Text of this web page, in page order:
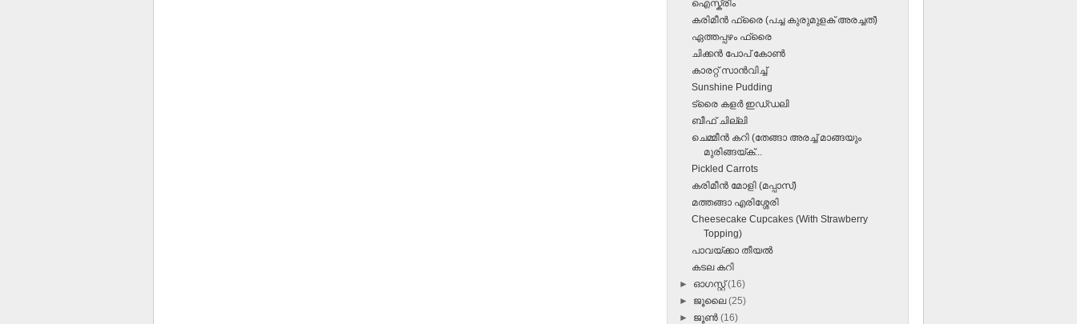
ഐസ്ക്രീം
കരിമീന്‍ ഫ്രൈ (പച്ച കുരുമുളക് അരച്ചത്‌)
ഏത്തപ്പഴം ഫ്രൈ
ചിക്കന്‍ പോപ്‌ കോണ്‍
കാരറ്റ്‌ സാന്‍വിച്ച്‌
Sunshine Pudding
ട്രൈ കളര്‍ ഇഡ്‌ഡലി
ബീഫ്‌ ചില്ലി
ചെമ്മീന്‍ കറി (തേങ്ങാ അരച്ച് മാങ്ങയും
മുരിങ്ങയ്ക്...
Pickled Carrots
കരിമീന്‍ മോളി (മപ്പാസ്‌)
മത്തങ്ങാ എരിശ്ശേരി
Cheesecake Cupcakes (With Strawberry
Topping)
പാവയ്ക്കാ തീയല്‍
കടല കറി
► ഓഗസ്റ്റ്(16)
► ജൂലൈ(25)
► ജൂൺ(16)